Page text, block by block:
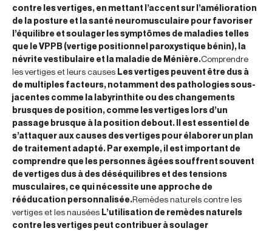
contre les vertiges, en mettant l’accent sur l’amélioration
de la posture et la santé neuromusculaire pour favoriser
l’équilibre et soulager les symptômes de maladies telles
que le VPPB (vertige positionnel paroxystique bénin), la
névrite vestibulaire et la maladie de Ménière.Comprendre
les vertiges et leurs causes Les vertiges peuvent être dus à
de multiples facteurs, notamment des pathologies sous-
jacentes comme la labyrinthite ou des changements
brusques de position, comme les vertiges lors d’un
passage brusque à la position debout. Il est essentiel de
s’attaquer aux causes des vertiges pour élaborer un plan
de traitement adapté. Par exemple, il est important de
comprendre que les personnes âgées souffrent souvent
de vertiges dus à des déséquilibres et des tensions
musculaires, ce qui nécessite une approche de
rééducation personnalisée.Remèdes naturels contre les
vertiges et les nausées L’utilisation de remèdes naturels
contre les vertiges peut contribuer à soulager